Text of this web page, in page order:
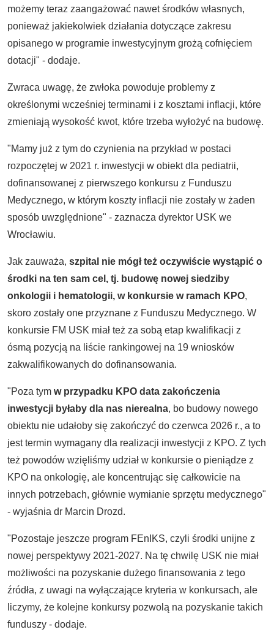
możemy teraz zaangażować nawet środków własnych,
ponieważ jakiekolwiek działania dotyczące zakresu
opisanego w programie inwestycyjnym grożą cofnięciem
dotacji" - dodaje.
Zwraca uwagę, że zwłoka powoduje problemy z
określonymi wcześniej terminami i z kosztami inflacji, które
zmieniają wysokość kwot, które trzeba wyłożyć na budowę.
"Mamy już z tym do czynienia na przykład w postaci
rozpoczętej w 2021 r. inwestycji w obiekt dla pediatrii,
dofinansowanej z pierwszego konkursu z Funduszu
Medycznego, w którym koszty inflacji nie zostały w żaden
sposób uwzględnione" - zaznacza dyrektor USK we
Wrocławiu.
Jak zauważa, szpital nie mógł też oczywiście wystąpić o
środki na ten sam cel, tj. budowę nowej siedziby
onkologii i hematologii, w konkursie w ramach KPO,
skoro zostały one przyznane z Funduszu Medycznego. W
konkursie FM USK miał też za sobą etap kwalifikacji z
ósmą pozycją na liście rankingowej na 19 wniosków
zakwalifikowanych do dofinansowania.
"Poza tym w przypadku KPO data zakończenia
inwestycji byłaby dla nas nierealna, bo budowy nowego
obiektu nie udałoby się zakończyć do czerwca 2026 r., a to
jest termin wymagany dla realizacji inwestycji z KPO. Z tych
też powodów wzięliśmy udział w konkursie o pieniądze z
KPO na onkologię, ale koncentrując się całkowicie na
innych potrzebach, głównie wymianie sprzętu medycznego"
- wyjaśnia dr Marcin Drozd.
"Pozostaje jeszcze program FEnIKS, czyli środki unijne z
nowej perspektywy 2021-2027. Na tę chwilę USK nie miał
możliwości na pozyskanie dużego finansowania z tego
źródła, z uwagi na wyłączające kryteria w konkursach, ale
liczymy, że kolejne konkursy pozwolą na pozyskanie takich
funduszy - dodaje.